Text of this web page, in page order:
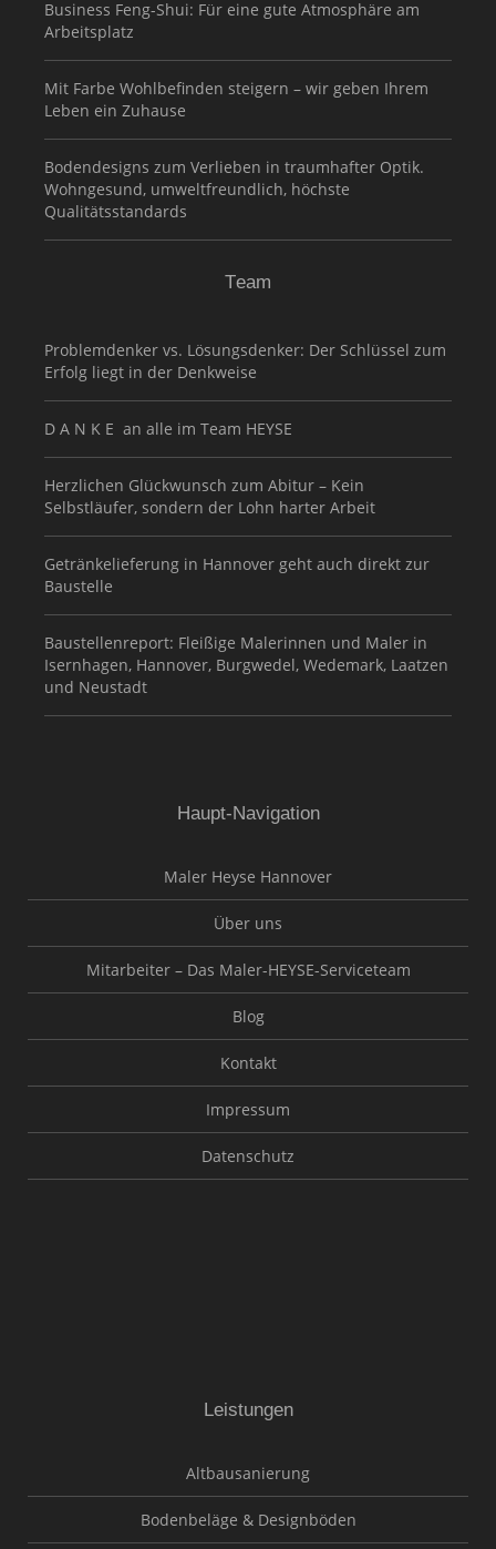
Business Feng-Shui: Für eine gute Atmosphäre am
Arbeitsplatz
Mit Farbe Wohlbefinden steigern – wir geben Ihrem
Leben ein Zuhause
Bodendesigns zum Verlieben in traumhafter Optik.
Wohngesund, umweltfreundlich, höchste
Qualitätsstandards
Team
Problemdenker vs. Lösungsdenker: Der Schlüssel zum
Erfolg liegt in der Denkweise
D A N K E an alle im Team HEYSE
Herzlichen Glückwunsch zum Abitur – Kein
Selbstläufer, sondern der Lohn harter Arbeit
Getränkelieferung in Hannover geht auch direkt zur
Baustelle
Baustellenreport: Fleißige Malerinnen und Maler in
Isernhagen, Hannover, Burgwedel, Wedemark, Laatzen
und Neustadt
Haupt-Navigation
Maler Heyse Hannover
Über uns
Mitarbeiter – Das Maler-HEYSE-Serviceteam
Blog
Kontakt
Impressum
Datenschutz
Leistungen
Altbausanierung
Bodenbeläge & Designböden